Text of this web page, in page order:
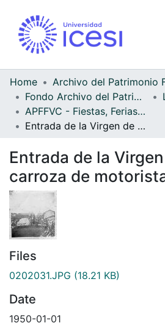
Home
Fondo Archivo del Patrimonio Fotográfico y Fílmico del Valle del Cauca
APFFVC - Fiestas, Ferias y Carnavales - Patrimonial
Entrada de la Virgen de la carroza de motoristas
Entrada de la
carroza de
Files
0202031.JPG (18.21 KB)
Date
1950-01-01